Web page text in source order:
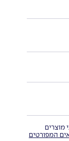
מוצרים
המפורטים